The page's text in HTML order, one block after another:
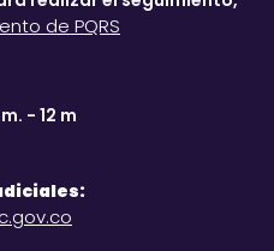
de PQRS
- 12 m